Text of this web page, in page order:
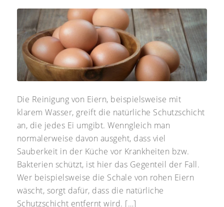
Die Reinigung von Eiern, beispielsweise mit
klarem Wasser, greift die natürliche Schutzschicht
an, die jedes Ei umgibt. Wenngleich man
normalerweise davon ausgeht, dass viel
Sauberkeit in der Küche vor Krankheiten bzw.
Bakterien schützt, ist hier das Gegenteil der Fall.
Wer beispielsweise die Schale von rohen Eiern
wäscht, sorgt dafür, dass die natürliche
Schutzschicht entfernt wird. […]